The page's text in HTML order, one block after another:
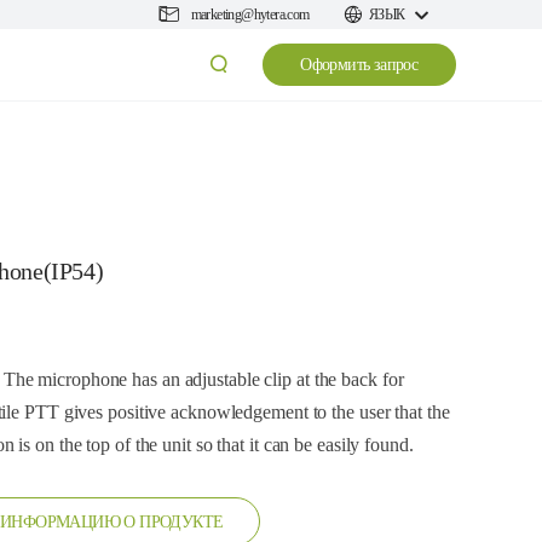
marketing@hytera.com ЯЗЫК
Оформить запрос
microphone has an adjustable clip at the back for
PTT gives positive acknowledgement to the user that the
is on the top of the unit so that it can be easily found.
ИНФОРМАЦИЮ О ПРОДУКТЕ